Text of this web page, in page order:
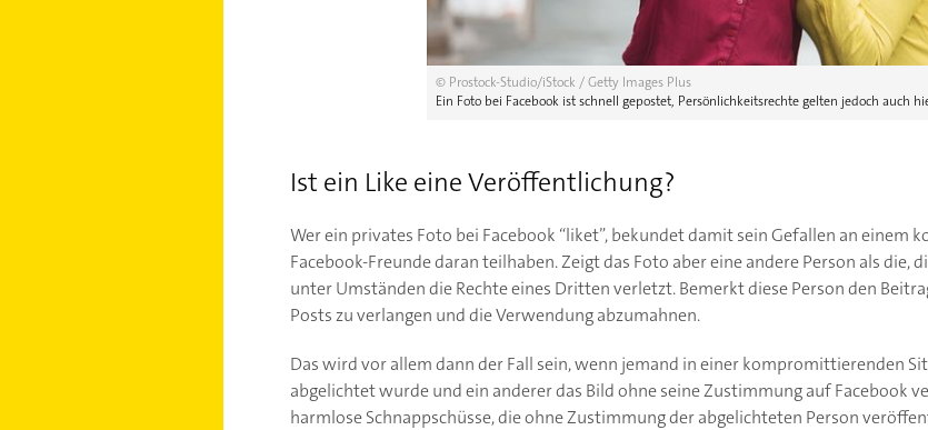
© Prostock-Studio/iStock / Getty Images Plus
Ein Foto bei Facebook ist schnell gepostet, Persönlichkeitsrechte gelten jedoch auch
Ist ein Like eine Veröffentlichung?
Wer ein privates Foto bei Facebook “liket”, bekundet damit sein Gefallen an einem
Facebook-Freunde daran teilhaben. Zeigt das Foto aber eine andere Person als die,
unter Umständen die Rechte eines Dritten verletzt. Bemerkt diese Person den
Posts zu verlangen und die Verwendung abzumahnen.
Das wird vor allem dann der Fall sein, wenn jemand in einer kompromittierenden
abgelichtet wurde und ein anderer das Bild ohne seine Zustimmung auf Facebook
harmlose Schnappschüsse, die ohne Zustimmung der abgelichteten Person